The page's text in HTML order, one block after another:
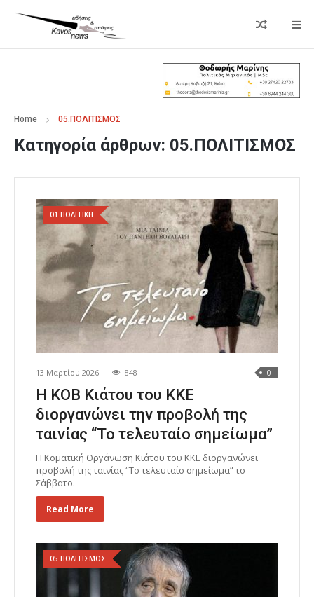
Home 05.ΠΟΛΙΤΙΣΜΟΣ
Κατηγορία άρθρων: 05.ΠΟΛΙΤΙΣΜΟΣ
01.ΠΟΛΙΤΙΚΗ
13 Μαρτίου 2026 848 0
Η ΚΟΒ Κιάτου του ΚΚΕ
διοργανώνει την προβολή της
ταινίας “Το τελευταίο σημείωμα”
Η Κοματική Οργάνωση Κιάτου του ΚΚΕ διοργανώνει
προβολή της ταινίας “Το τελευταίο σημείωμα” το
Σάββατο.
Read More
05.ΠΟΛΙΤΙΣΜΟΣ